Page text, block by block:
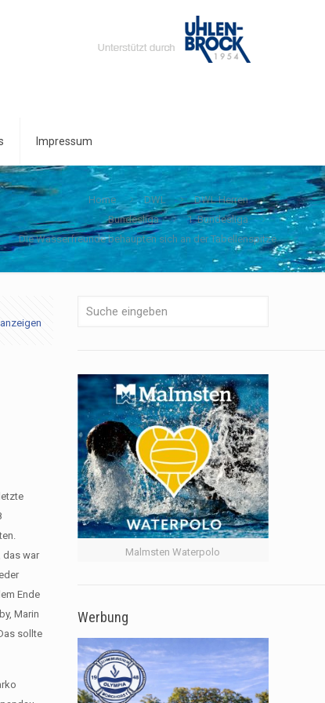
Impressum
Home DWL
DWL Herren
Bundesliga
1. Bundesliga
Die Wasserfreunde behaupten sich an der Tabellenspitze
das war
Ende
Marin
sollte
Malmsten Waterpolo
Werbung